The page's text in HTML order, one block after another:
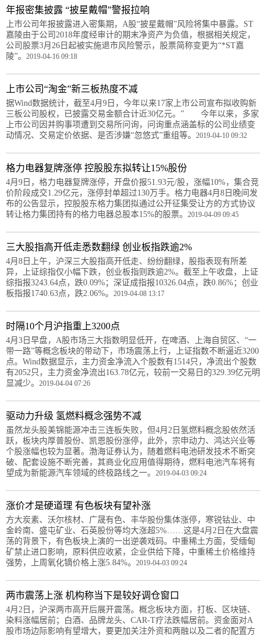
年报密集披露 “披星戴帽”警报拉响
上市公司年报披露进入密集期，A股“披星戴帽”风险将集中暴露。ST
嘉陵由于公司2018年度经审计的期末净资产为负值，根据相关规定，
公司股票3月26日起被实施退市风险警示，股票简称变更为“*ST嘉
陵”。 2019-04-16 09:18
上市公司“淘金”新三板热度不减
据Wind数据统计，截至4月9日，今年以来17家上市公司宣布拟收购新
三板公司股权，已披露交易金额合计近30亿元。” 今年以来，多家
上市公司因并购事项遭到交易所问询，问询重点涵盖标的公司业绩变
动情况、交易定价依据、是否涉嫌“忽悠式”重组等。 2019-04-10 09:32
格力电器复牌涨停 控股股东拟转让15%股份
4月9日，格力电器复牌涨停，开盘价报51.93元/股，涨幅10%，集合竞
价阶段成交1.29亿元，涨停封单超过130万手。格力电器4月8日晚间发
布的公告显示，控股股东格力集团拟通过公开征集受让方的方式协议
转让格力集团持有的格力电器总股本15%的股票。 2019-04-09 09:45
三大股指高开低走悉数翻绿 创业板指跌逾2%
4月8日上午，沪深三大股指高开低走、纷纷翻绿，股指表现有所差
异，上证综指仅小幅下跌，创业板指则跌逾2%。截至上午收盘，上证
综指报3243.64点，跌0.09%；深证成指报10326.04点，跌0.86%；创业
板指报1740.63点，跌2.06%。 2019-04-08 13:17
时隔10个月沪指重上3200点
4月3日早盘，A股市场三大指数明显低开，在啤酒、上海自贸区、“一
带一路”等概念板块的带动下，市场震荡上行，上证指数不断逼近3200
点。Wind数据显示，主力资金净流入个股数有1514只，净流出个股数
有2052只，主力资金净流出163.78亿元，较前一交易日的329.39亿元明
显减少。 2019-04-04 07:26
驱动力升级 氢燃料概念强势不减
虽然龙头股美锦能源冲击三连板失败，但4月2日氢燃料概念股依然活
跃，板块内厚普股份、凯恩股份涨停，此外，宗申动力、鸿达兴业等
个股涨幅也较为显著。渤海证券认为，随着燃料电池研发技术不断突
破、配套设施不断完善，其商业化应用值得期待，燃料电池汽车将有
望成为新能源汽车领域的终极路线之一。 2019-04-03 09:24
涨价才是硬道理 有色板块有望补涨
方大炭素、沃尔核材、广晟有色、丰华股份集体涨停，寒锐钴业、中
金岭南、盛屯矿业、石英股份等均大涨超5%……这是4月2日在大盘震
荡的背景下，有色板块上演的一出逆袭戏码。中重稀土方面，受缅甸
矿禁止进口影响，原料供应收紧，企业供给下降，中重稀土价格维持
强势，上周氧化镝价格上涨5.84%。 2019-04-03 09:24
两市震荡上涨 机构称当下是较好调仓窗口
4月2日，沪深两市高开后展开震荡。概念板块方面，打板、区块链、
染料涨幅居前；白酒、品牌龙头、CAR-T疗法跌幅居前。资金面对A
股市场边际影响有望增大，要更加关注外资和两融以及二者的配置方